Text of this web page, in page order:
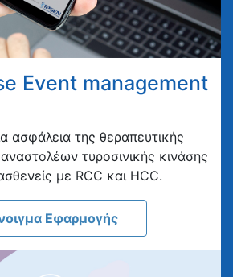
Event management
ασφάλεια της θεραπευτικής
τυροσινικής κινάσης
με RCC και HCC.
Εφαρμογής